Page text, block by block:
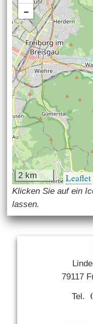
−
2 km Leaflet
Klicken Sie auf ein
lassen.
79117
Tel.